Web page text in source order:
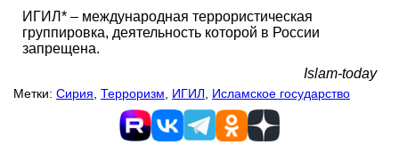
ИГИЛ* – международная террористическая
группировка, деятельность которой в России
запрещена.
Islam-today
Метки: Сирия Терроризм ИГИЛ Исламское государство